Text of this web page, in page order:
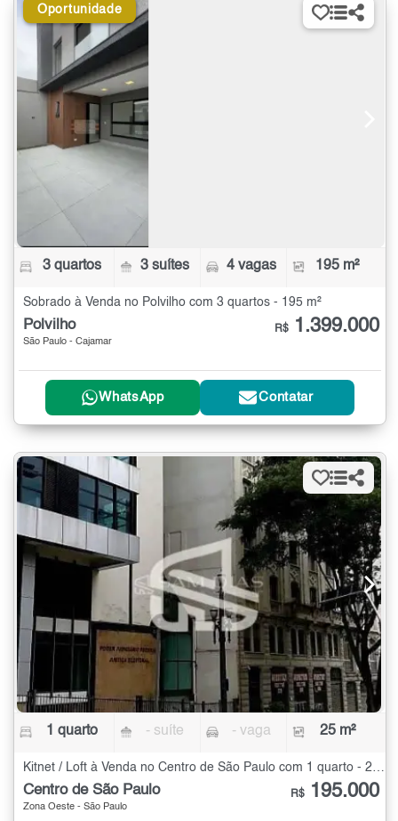
Oportunidade
3 quartos 3 suítes 4 vagas 195 m²
Sobrado à Venda no Polvilho com 3 quartos - 195 m²
Polvilho
São Paulo - Cajamar
R$ 1.399.000
WhatsApp Contatar
1 quarto - suíte - vaga 25 m²
Centro de São Paulo
Zona Oeste - São Paulo
R$ 195.000